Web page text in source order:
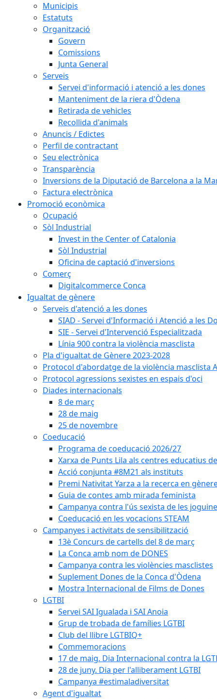
Municipis
Estatuts
Organització
Govern
Comissions
Junta General
Serveis
Servei d'informació i atenció a les dones
Manteniment de la riera d'Òdena
Retirada de vehicles
Recollida d'animals
Anuncis / Edictes
Perfil de contractant
Seu electrònica
Transparència
Inversions de la Diputació de Barcelona a la
Factura electrònica
Promoció econòmica
Ocupació
Sòl Industrial
Invest in the Center of Catalonia
Sòl Industrial
Oficina de captació d'inversions
Comerç
Digitalcommerce Conca
Igualtat de gènere
Serveis d'atenció a les dones
SIAD - Servei d'Informació i Atenció a les
SIE - Servei d'Intervenció Especialitzada
Línia 900 contra la violència masclista
Pla d'igualtat de Gènere 2023-2028
Protocol d'abordatge de la violència masclista
Protocol agressions sexistes en espais d'oci
Diades internacionals
8 de març
28 de maig
25 de novembre
Coeducació
Programa de coeducació 2026/27
Xarxa de Punts Lila als centres educatius
Acció conjunta #8M21 als instituts
Premi Nativitat Yarza a la recerca en
Guia de contes amb mirada feminista
Campanya contra l'ús sexista de les
Coeducació en les vocacions STEAM
Campanyes i activitats de sensibilització
13è Concurs de cartells del 8 de març
La Conca amb nom de DONES
Campanya contra les violències masclistes
Suplement Dones de la Conca d'Òdena
Mostra Internacional de Films de Dones
LGTBI
Servei SAI Igualada i SAI Anoia
Grup de trobada de famílies LGTBI
Club del llibre LGTBIQ+
Commemoracions
17 de maig. Dia Internacional contra la
28 de juny. Dia per l'alliberament LGTBI
Campanya #estimaladiversitat
Agent d'igualtat